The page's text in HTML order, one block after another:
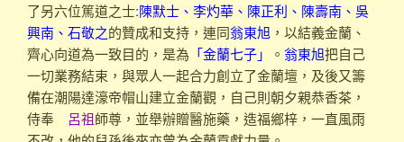
了另六位篤道之士:陳默士、李灼華、陳正利、陳壽南、吳
興南、石敬之的贊成和支持，連同翁東旭 ，以結義金蘭、
齊心向道為一致目的，是為 「金蘭七子」 。 翁東旭把自己
一切業務結束，與眾人一起合力創立了金蘭壇，及後又籌
備在潮陽達濠帝帽山建立金蘭觀，自己則朝夕親恭香茶，
侍奉 呂祖師尊，並舉辦贈醫施藥，造福鄉梓，一直風雨